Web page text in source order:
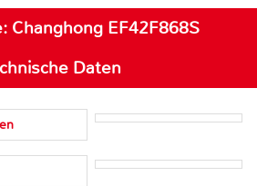
Changhong EF42F868S
Daten